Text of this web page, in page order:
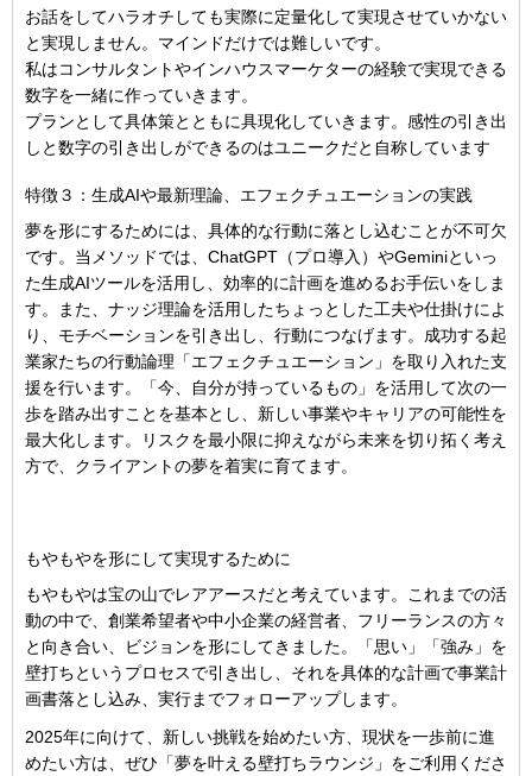
お話をしてハラオチしても実際に定量化して実現させていかない
と実現しません。マインドだけでは難しいです。
私はコンサルタントやインハウスマーケターの経験で実現できる
数字を一緒に作っていきます。
プランとして具体策とともに具現化していきます。感性の引き出
しと数字の引き出しができるのはユニークだと自称しています
特徴３：生成AIや最新理論、エフェクチュエーションの実践
夢を形にするためには、具体的な行動に落とし込むことが不可欠
です。当メソッドでは、ChatGPT（プロ導入）やGeminiといっ
た生成AIツールを活用し、効率的に計画を進めるお手伝いをしま
す。また、ナッジ理論を活用したちょっとした工夫や仕掛けによ
り、モチベーションを引き出し、行動につなげます。 成功する起
業家たちの行動論理「エフェクチュエーション」を取り入れた支
援を行います。「今、自分が持っているもの」を活用して次の一
歩を踏み出すことを基本とし、新しい事業やキャリアの可能性を
最大化します。リスクを最小限に抑えながら未来を切り拓く考え
方で、クライアントの夢を着実に育てます。
もやもやを形にして実現するために
もやもやは宝の山でレアアースだと考えています。これまでの活
動の中で、創業希望者や中小企業の経営者、フリーランスの方々
と向き合い、ビジョンを形にしてきました。「思い」「強み」を
壁打ちというプロセスで引き出し、それを具体的な計画で事業計
画書落とし込み、実行までフォローアップします。
2025年に向けて、新しい挑戦を始めたい方、現状を一歩前に進
めたい方は、ぜひ「夢を叶える壁打ちラウンジ」をご利用くださ